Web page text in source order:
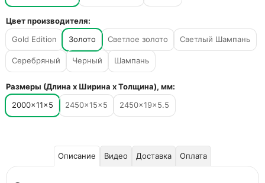
Цвет производителя:
Gold Edition
Золото Светлое золото Светлый Шампань
Серебряный Черный Шампань
Размеры (Длина х Ширина х Толщина), мм:
2000×11×5
2450×15×5 2450×19×5.5
Описание Видео Доставка Оплата